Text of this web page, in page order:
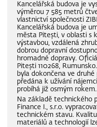
Kancelářská budova je
výměrou 7 585 metrů
vlastnictví společnosti
Kancelářská budova je
města Pitești, v oblasti s
výstavbou, vzdálená
dobrou dopravní
hromadné dopravy.
Pitești 110268,
byla dokončena ve
předána k užívání
probíhá již osmým rokem.
Na základě technického
Finance I., s.r.o.
technickém stavu.
materiálů a technologií